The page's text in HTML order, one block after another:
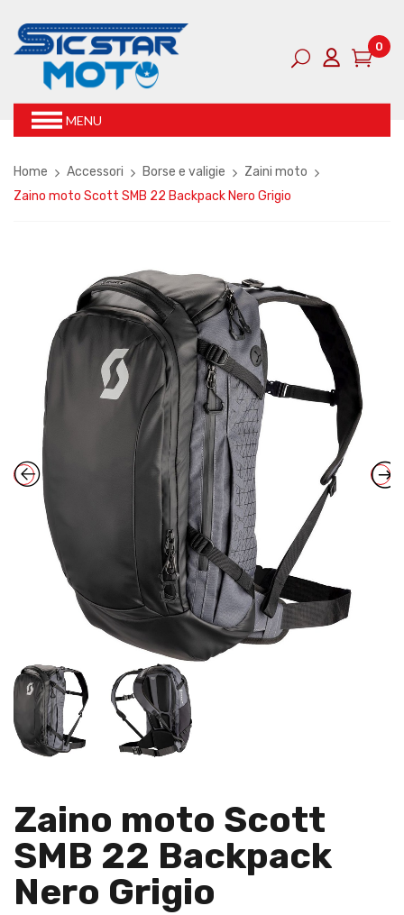
0
MENU
Home Accessori Borse e valigie
Zaini moto
Zaino moto Scott SMB 22 Backpack Nero Grigio
Zaino moto Scott
SMB 22 Backpack
Nero Grigio